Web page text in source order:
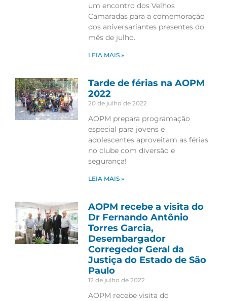
um encontro dos Velhos
Camaradas para a comemoração
dos aniversariantes presentes do
mês de julho.
LEIA MAIS »
Tarde de férias na AOPM
2022
20 de julho de 2022
AOPM prepara programação
especial para jovens e
adolescentes aproveitam as férias
no clube com diversão e
segurança!
LEIA MAIS »
AOPM recebe a visita do
Dr Fernando Antônio
Torres Garcia,
Desembargador
Corregedor Geral da
Justiça do Estado de São
Paulo
12 de julho de 2022
AOPM recebe visita do